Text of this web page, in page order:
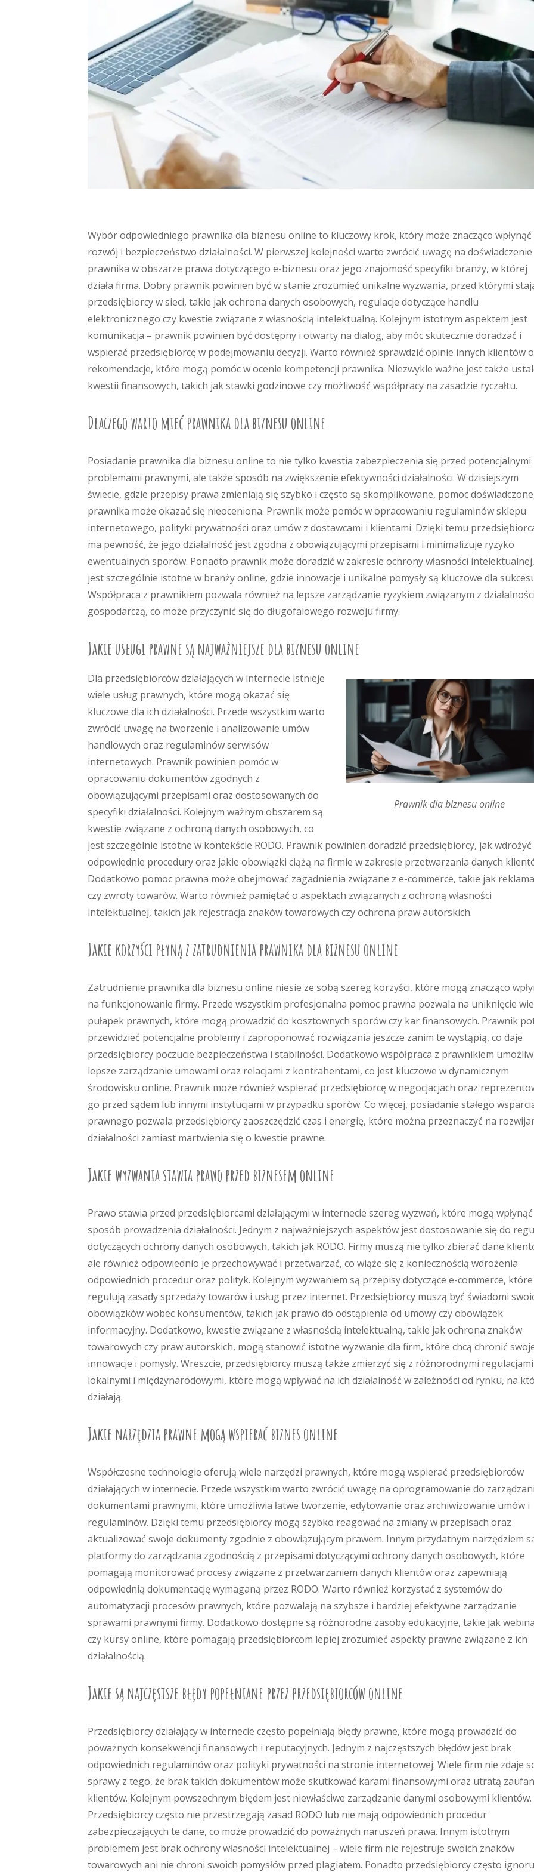
Wybór odpowiedniego prawnika dla biznesu online to kluczowy krok, który może znacząco wpłynąć
rozwój i bezpieczeństwo działalności. W pierwszej kolejności warto zwrócić uwagę na doświadczenie
prawnika w obszarze prawa dotyczącego e-biznesu oraz jego znajomość specyfiki branży, w której
działa firma. Dobry prawnik powinien być w stanie zrozumieć unikalne wyzwania, przed którymi
przedsiębiorcy w sieci, takie jak ochrona danych osobowych, regulacje dotyczące handlu
elektronicznego czy kwestie związane z własnością intelektualną. Kolejnym istotnym aspektem jest
komunikacja – prawnik powinien być dostępny i otwarty na dialog, aby móc skutecznie doradzać i
wspierać przedsiębiorcę w podejmowaniu decyzji. Warto również sprawdzić opinie innych klientów
rekomendacje, które mogą pomóc w ocenie kompetencji prawnika. Niezwykle ważne jest także
kwestii finansowych, takich jak stawki godzinowe czy możliwość współpracy na zasadzie ryczałtu.
Dlaczego warto mieć prawnika dla biznesu online
Posiadanie prawnika dla biznesu online to nie tylko kwestia zabezpieczenia się przed potencjalnymi
problemami prawnymi, ale także sposób na zwiększenie efektywności działalności. W dzisiejszym
świecie, gdzie przepisy prawa zmieniają się szybko i często są skomplikowane, pomoc
prawnika może okazać się nieoceniona. Prawnik może pomóc w opracowaniu regulaminów sklepu
internetowego, polityki prywatności oraz umów z dostawcami i klientami. Dzięki temu
ma pewność, że jego działalność jest zgodna z obowiązującymi przepisami i minimalizuje ryzyko
ewentualnych sporów. Ponadto prawnik może doradzić w zakresie ochrony własności
jest szczególnie istotne w branży online, gdzie innowacje i unikalne pomysły są kluczowe dla
Współpraca z prawnikiem pozwala również na lepsze zarządzanie ryzykiem związanym z
gospodarczą, co może przyczynić się do długofalowego rozwoju firmy.
Jakie usługi prawne są najważniejsze dla biznesu online
Prawnik dla biznesu online
Dla przedsiębiorców działających w internecie istnieje
wiele usług prawnych, które mogą okazać się
kluczowe dla ich działalności. Przede wszystkim warto
zwrócić uwagę na tworzenie i analizowanie umów
handlowych oraz regulaminów serwisów
internetowych. Prawnik powinien pomóc w
opracowaniu dokumentów zgodnych z
obowiązującymi przepisami oraz dostosowanych do
specyfiki działalności. Kolejnym ważnym obszarem są
kwestie związane z ochroną danych osobowych, co
jest szczególnie istotne w kontekście RODO. Prawnik powinien doradzić przedsiębiorcy, jak wdrożyć
odpowiednie procedury oraz jakie obowiązki ciążą na firmie w zakresie przetwarzania danych
Dodatkowo pomoc prawna może obejmować zagadnienia związane z e-commerce, takie jak
czy zwroty towarów. Warto również pamiętać o aspektach związanych z ochroną własności
intelektualnej, takich jak rejestracja znaków towarowych czy ochrona praw autorskich.
Jakie korzyści płyną z zatrudnienia prawnika dla biznesu online
Zatrudnienie prawnika dla biznesu online niesie ze sobą szereg korzyści, które mogą znacząco
na funkcjonowanie firmy. Przede wszystkim profesjonalna pomoc prawna pozwala na uniknięcie
pułapek prawnych, które mogą prowadzić do kosztownych sporów czy kar finansowych. Prawnik
przewidzieć potencjalne problemy i zaproponować rozwiązania jeszcze zanim te wystąpią, co daje
przedsiębiorcy poczucie bezpieczeństwa i stabilności. Dodatkowo współpraca z prawnikiem
lepsze zarządzanie umowami oraz relacjami z kontrahentami, co jest kluczowe w dynamicznym
środowisku online. Prawnik może również wspierać przedsiębiorcę w negocjacjach oraz
go przed sądem lub innymi instytucjami w przypadku sporów. Co więcej, posiadanie stałego
prawnego pozwala przedsiębiorcy zaoszczędzić czas i energię, które można przeznaczyć na
działalności zamiast martwienia się o kwestie prawne.
Jakie wyzwania stawia prawo przed biznesem online
Prawo stawia przed przedsiębiorcami działającymi w internecie szereg wyzwań, które mogą
sposób prowadzenia działalności. Jednym z najważniejszych aspektów jest dostosowanie się do
dotyczących ochrony danych osobowych, takich jak RODO. Firmy muszą nie tylko zbierać dane
ale również odpowiednio je przechowywać i przetwarzać, co wiąże się z koniecznością wdrożenia
odpowiednich procedur oraz polityk. Kolejnym wyzwaniem są przepisy dotyczące e-commerce, które
regulują zasady sprzedaży towarów i usług przez internet. Przedsiębiorcy muszą być świadomi
obowiązków wobec konsumentów, takich jak prawo do odstąpienia od umowy czy obowiązek
informacyjny. Dodatkowo, kwestie związane z własnością intelektualną, takie jak ochrona znaków
towarowych czy praw autorskich, mogą stanowić istotne wyzwanie dla firm, które chcą chronić
innowacje i pomysły. Wreszcie, przedsiębiorcy muszą także zmierzyć się z różnorodnymi regulacjami
lokalnymi i międzynarodowymi, które mogą wpływać na ich działalność w zależności od rynku, na
działają.
Jakie narzędzia prawne mogą wspierać biznes online
Współczesne technologie oferują wiele narzędzi prawnych, które mogą wspierać przedsiębiorców
działających w internecie. Przede wszystkim warto zwrócić uwagę na oprogramowanie do
dokumentami prawnymi, które umożliwia łatwe tworzenie, edytowanie oraz archiwizowanie umów i
regulaminów. Dzięki temu przedsiębiorcy mogą szybko reagować na zmiany w przepisach oraz
aktualizować swoje dokumenty zgodnie z obowiązującym prawem. Innym przydatnym narzędziem
platformy do zarządzania zgodnością z przepisami dotyczącymi ochrony danych osobowych, które
pomagają monitorować procesy związane z przetwarzaniem danych klientów oraz zapewniają
odpowiednią dokumentację wymaganą przez RODO. Warto również korzystać z systemów do
automatyzacji procesów prawnych, które pozwalają na szybsze i bardziej efektywne zarządzanie
sprawami prawnymi firmy. Dodatkowo dostępne są różnorodne zasoby edukacyjne, takie jak
czy kursy online, które pomagają przedsiębiorcom lepiej zrozumieć aspekty prawne związane z ich
działalnością.
Jakie są najczęstsze błędy popełniane przez przedsiębiorców online
Przedsiębiorcy działający w internecie często popełniają błędy prawne, które mogą prowadzić do
poważnych konsekwencji finansowych i reputacyjnych. Jednym z najczęstszych błędów jest brak
odpowiednich regulaminów oraz polityki prywatności na stronie internetowej. Wiele firm nie zdaje
sprawy z tego, że brak takich dokumentów może skutkować karami finansowymi oraz utratą
klientów. Kolejnym powszechnym błędem jest niewłaściwe zarządzanie danymi osobowymi klientów.
Przedsiębiorcy często nie przestrzegają zasad RODO lub nie mają odpowiednich procedur
zabezpieczających te dane, co może prowadzić do poważnych naruszeń prawa. Innym istotnym
problemem jest brak ochrony własności intelektualnej – wiele firm nie rejestruje swoich znaków
towarowych ani nie chroni swoich pomysłów przed plagiatem. Ponadto przedsiębiorcy często